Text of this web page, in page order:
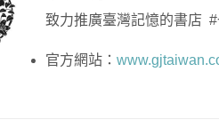
致力推廣臺灣記憶的書店
官方網站：